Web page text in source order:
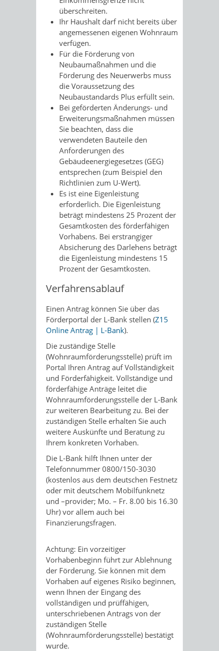
überschreiten.
Ihr Haushalt darf nicht bereits über
angemessenen eigenen Wohnraum
verfügen.
Für die Förderung von
Neubaumaßnahmen und die
Förderung des Neuerwerbs muss
die Voraussetzung des
Neubaustandards Plus erfüllt sein.
Bei geförderten Änderungs- und
Erweiterungsmaßnahmen müssen
Sie beachten, dass die
verwendeten Bauteile den
Anforderungen des
Gebäudeenergiegesetzes (GEG)
entsprechen (zum Beispiel den
Richtlinien zum U-Wert).
Es ist eine Eigenleistung
erforderlich. Die Eigenleistung
beträgt mindestens 25 Prozent der
Gesamtkosten des förderfähigen
Vorhabens. Bei erstrangiger
Absicherung des Darlehens beträgt
die Eigenleistung mindestens 15
Prozent der Gesamtkosten.
Verfahrensablauf
Einen Antrag können Sie über das
Förderportal der L-Bank stellen (Z15
Online Antrag | L-Bank).
Die zuständige Stelle
(Wohnraumförderungsstelle) prüft im
Portal Ihren Antrag auf Vollständigkeit
und Förderfähigkeit. Vollständige und
förderfähige Anträge leitet die
Wohnraumförderungsstelle der L-Bank
zur weiteren Bearbeitung zu. Bei der
zuständigen Stelle erhalten Sie auch
weitere Auskünfte und Beratung zu
Ihrem konkreten Vorhaben.
Die L-Bank hilft Ihnen unter der
Telefonnummer 0800/150-3030
(kostenlos aus dem deutschen Festnetz
oder mit deutschem Mobilfunknetz
und –provider; Mo. – Fr. 8.00 bis 16.30
Uhr) vor allem auch bei
Finanzierungsfragen.
Achtung: Ein vorzeitiger
Vorhabenbeginn führt zur Ablehnung
der Förderung. Sie können mit dem
Vorhaben auf eigenes Risiko beginnen,
wenn Ihnen der Eingang des
vollständigen und prüffähigen,
unterschriebenen Antrags von der
zuständigen Stelle
(Wohnraumförderungsstelle) bestätigt
wurde.